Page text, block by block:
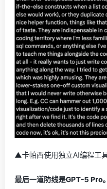
▲卡帕西使用独立AI编程工
最后一道防线是GPT-5 Pro